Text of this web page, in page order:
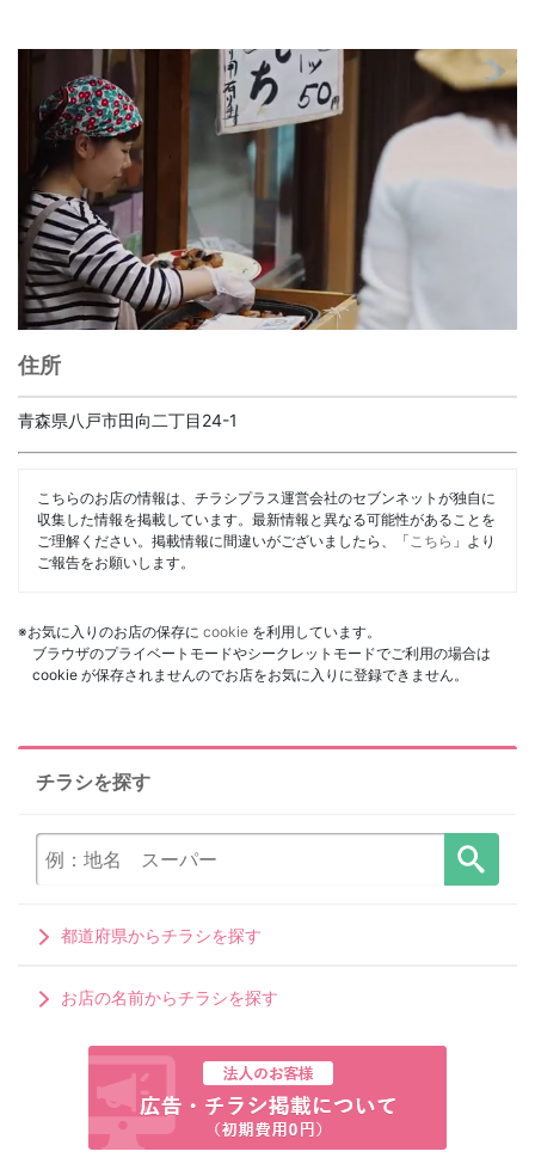
住所
青森県八戸市田向二丁目24-1
こちらのお店の情報は、チラシプラス運営会社のセブンネットが独自に
収集した情報を掲載しています。最新情報と異なる可能性があることを
ご理解ください。掲載情報に間違いがございましたら、「 こちら 」より
ご報告をお願いします。
※お気に入りのお店の保存に cookie を利用しています。
ブラウザのプライベートモードやシークレットモードでご利用の場合は
cookie が保存されませんのでお店をお気に入りに登録できません。
チラシを探す
都道府県からチラシを探す
お店の名前からチラシを探す